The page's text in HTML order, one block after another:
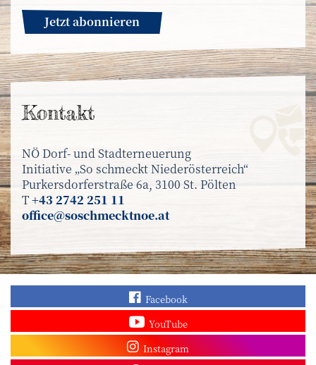
Jetzt abonnieren
Kontakt
NÖ Dorf- und Stadterneuerung
Initiative „So schmeckt Niederösterreich“
Purkersdorferstraße 6a, 3100 St. Pölten
T+43 2742 251 11
office@soschmecktnoe.at
Finden Sie „So
Facebook
Sehen Sie mehr
YouTube
Besuchen Sie unser
Instagram